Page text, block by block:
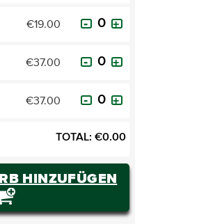
€19.00
€37.00
€37.00
TOTAL: €0.00
HINZUFÜGEN